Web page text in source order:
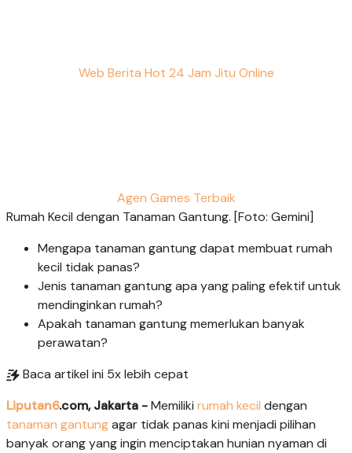
Web Berita Hot 24 Jam Jitu Online
Agen Games Terbaik
Rumah Kecil dengan Tanaman Gantung. [Foto: Gemini]
Mengapa tanaman gantung dapat membuat rumah
kecil tidak panas?
Jenis tanaman gantung apa yang paling efektif untuk
mendinginkan rumah?
Apakah tanaman gantung memerlukan banyak
perawatan?
Baca artikel ini 5x lebih cepat
Liputan6.com, Jakarta -Memiliki rumah kecil dengan
tanaman gantungagar tidak panas kini menjadi pilihan
banyak orang yang ingin menciptakan hunian nyaman di